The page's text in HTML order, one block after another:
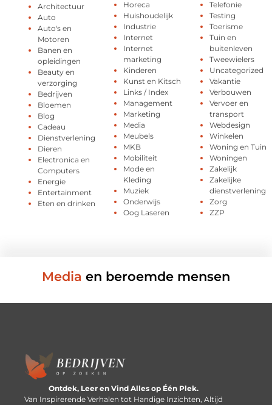
Architectuur
Auto
Auto's en
Motoren
Banen en
opleidingen
Beauty en
verzorging
Bedrijven
Bloemen
Blog
Cadeau
Dienstverlening
Dieren
Electronica en
Computers
Energie
Entertainment
Eten en drinken
Horeca
Huishoudelijk
Industrie
Internet
Internet
marketing
Kinderen
Kunst en Kitsch
Links / Index
Management
Marketing
Media
Meubels
MKB
Mobiliteit
Mode en
Kleding
Muziek
Onderwijs
Oog Laseren
Telefonie
Testing
Toerisme
Tuin en
buitenleven
Tweewielers
Uncategorized
Vakantie
Verbouwen
Vervoer en
transport
Webdesign
Winkelen
Woning en Tuin
Woningen
Zakelijk
Zakelijke
dienstverlening
Zorg
ZZP
Media en beroemde mensen
Ontdek, Leer en Vind Alles op Één Plek.
Van Inspirerende Verhalen tot Handige Inzichten, Altijd